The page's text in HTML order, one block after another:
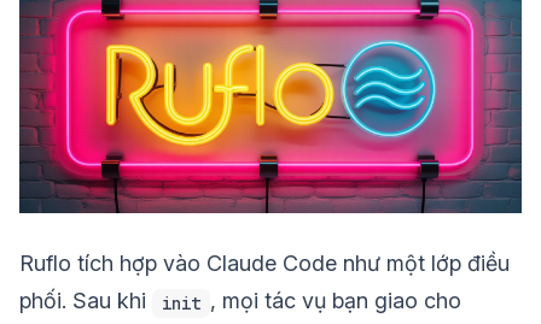
Ruflo tích hợp vào Claude Code như một lớp điều
phối. Sau khi
init , mọi tác vụ bạn giao cho